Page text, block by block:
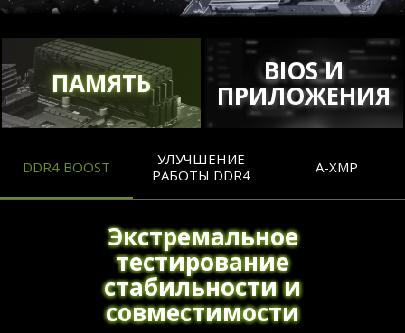
ПАМЯТЬ BIOS И
ПРИЛОЖЕНИЯ
DDR4 BOOST
УЛУЧШЕНИЕ
РАБОТЫ DDR4
A-XMP
Экстремальное
тестирование
стабильности и
совместимости